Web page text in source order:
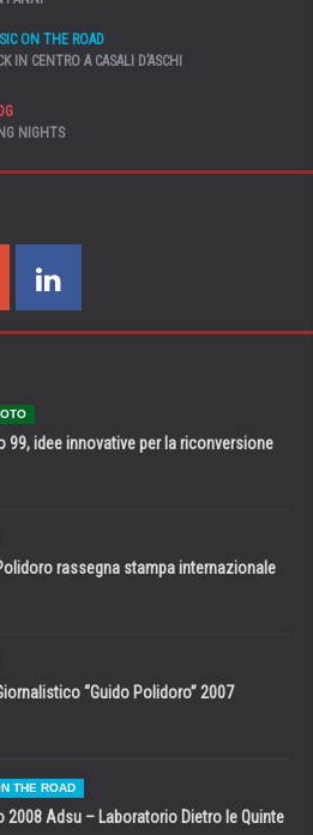
ON THE ROAD
IN CENTRO A CASALI D’ASCHI
NIGHTS
99, idee innovative per la riconversione
rassegna stampa internazionale
“Guido Polidoro” 2007
THE ROAD
2008 Adsu – Laboratorio Dietro le Quinte